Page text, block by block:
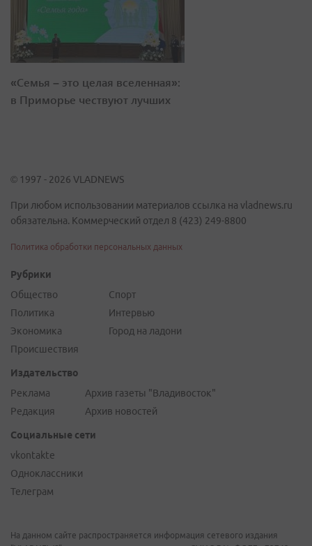
«Семья – это целая вселенная»:
в Приморье чествуют лучших
© 1997 - 2026 VLADNEWS
При любом использовании материалов ссылка на vladnews.ru
обязательна. Коммерческий отдел 8 (423) 249-8800
Политика обработки персональных данных
Рубрики
Общество
Политика
Экономика
Происшествия
Спорт
Интервью
Город на ладони
Издательство
Реклама
Редакция
Архив газеты "Владивосток"
Архив новостей
Социальные сети
vkontakte
Одноклассники
Телеграм
На данном сайте распространяется информация сетевого издания